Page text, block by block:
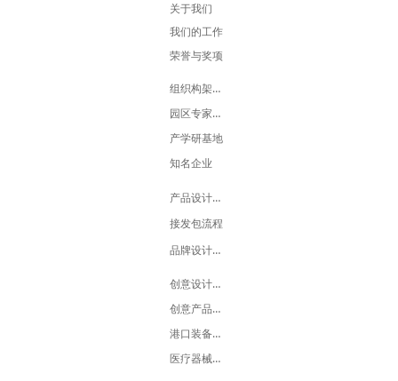
关于我们
我们的工作
荣誉与奖项
组织构架人员
园区专家团队
产学研基地
知名企业
产品设计流程
接发包流程
品牌设计流程
创意设计展示中心
创意产品展销中心
港口装备设计中心
医疗器械设计中心